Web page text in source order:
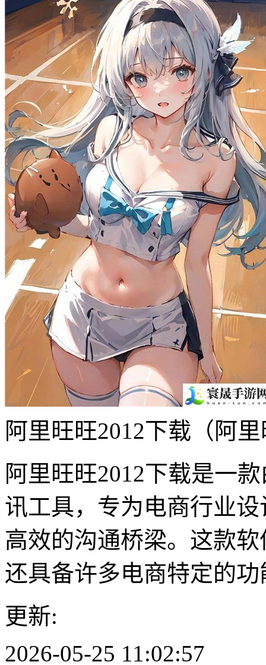
阿里旺旺2012下载（阿
阿里旺旺2012下载是一
讯工具，专为电商行业
高效的沟通桥梁。这款
还具备许多电商特定的功
更新:
2026-05-25 11:02:57